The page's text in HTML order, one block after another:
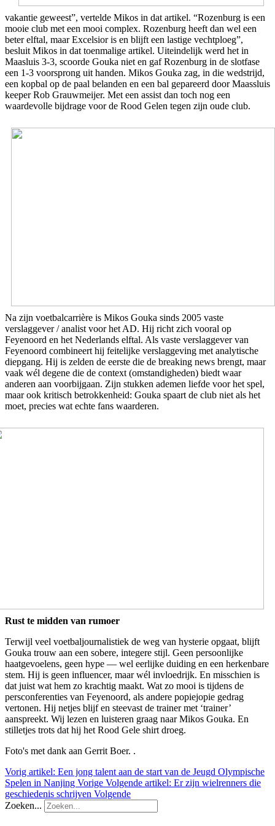
vakantie geweest”, vertelde Mikos in dat artikel. “Rozenburg is een
mooie club met een mooi complex. Rozenburg heeft dan wel een
beter elftal, maar Excelsior is en blijft een lastige vechtploeg”,
besluit Mikos in dat toenmalige artikel. Uiteindelijk werd het in
Maasluis 3-3, scoorde Gouka niet en gaf Rozenburg in de slotfase
een 1-3 voorsprong uit handen. Mikos Gouka zag, in die wedstrijd,
een kopbal op de paal belanden en een bal gepareerd door Maassluis
keeper Rob Grauwmeijer. Met een assist dan toch nog een
waardevolle bijdrage voor de Rood Gelen tegen zijn oude club.
Na zijn voetbalcarrière is Mikos Gouka sinds 2005 vaste
verslaggever / analist voor het AD. Hij richt zich vooral op
Feyenoord en het Nederlands elftal. Als vaste verslaggever van
Feyenoord combineert hij feitelijke verslaggeving met analytische
diepgang. Hij is zelden de eerste die de breaking news brengt, maar
vaak wél degene die de context (omstandigheden) biedt waar
anderen aan voorbijgaan. Zijn stukken ademen liefde voor het spel,
maar ook kritisch betrokkenheid: Gouka spaart de club niet als het
moet, precies wat echte fans waarderen.
Rust te midden van rumoer
Terwijl veel voetbaljournalistiek de weg van hysterie opgaat, blijft
Gouka trouw aan een sobere, integere stijl. Geen persoonlijke
haatgevoelens, geen hype — wel eerlijke duiding en een herkenbare
stem. Hij is geen influencer, maar wél invloedrijk. En misschien is
dat juist wat hem zo krachtig maakt. Wat zo mooi is tijdens de
persconferenties van Feyenoord, als andere popiejopie gedrag
vertonen. Hij netjes blijf en steevast de trainer met ‘trainer’
aanspreekt. Wij lezen en luisteren graag naar Mikos Gouka. En
stilletjes trots dat hij het Rood Gele shirt droeg.
Foto's met dank aan Gerrit Boer. .
Vorig artikel: Een jong talent aan de start van de Jeugd Olympische
Spelen in Nanjing Vorige Volgende artikel: Er zijn wielrenners die
geschiedenis schrijven Volgende
Zoeken...